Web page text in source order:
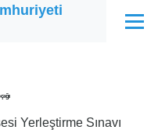
Menü
Yerleştirme Sınavı